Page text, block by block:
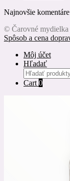
Najnovšie komentáre
© Čarovné mydielka
Spôsob a cena
Môj účet
Hľadať
Hľadať:
Cart 0